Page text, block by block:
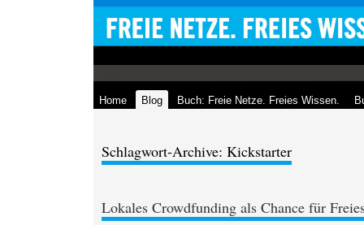
Home Blog Buch: Freie Netze. Freies Wissen.
Schlagwort-Archive: Kickstarter
Lokales Crowdfunding als Chance für